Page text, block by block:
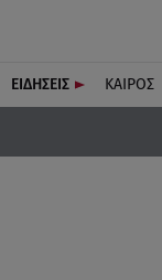
ΕΙΔΗΣΕΙΣ ΚΑΙΡΟΣ